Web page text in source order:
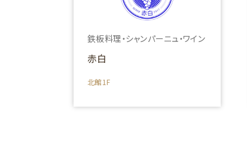
鉄板料理・シャンパーニュ・ワイン
赤白
北館1F